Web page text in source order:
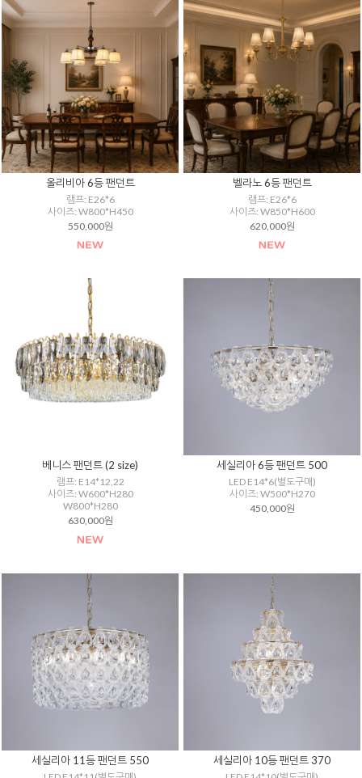
올리비아 6등 팬던트
램프: E26*6
사이즈: W800*H450
550,000원
벨라노 6등 팬던트
램프: E26*6
사이즈: W850*H600
620,000원
베니스 팬던트 (2 size)
램프: E14*12,22
사이즈: W600*H280
W800*H280
630,000원
세실리아 6등 팬던트 500
LED E14*6(별도구매)
사이즈: W500*H270
450,000원
세실리아 11등 팬던트 550 세실리아 10등 팬던트 370